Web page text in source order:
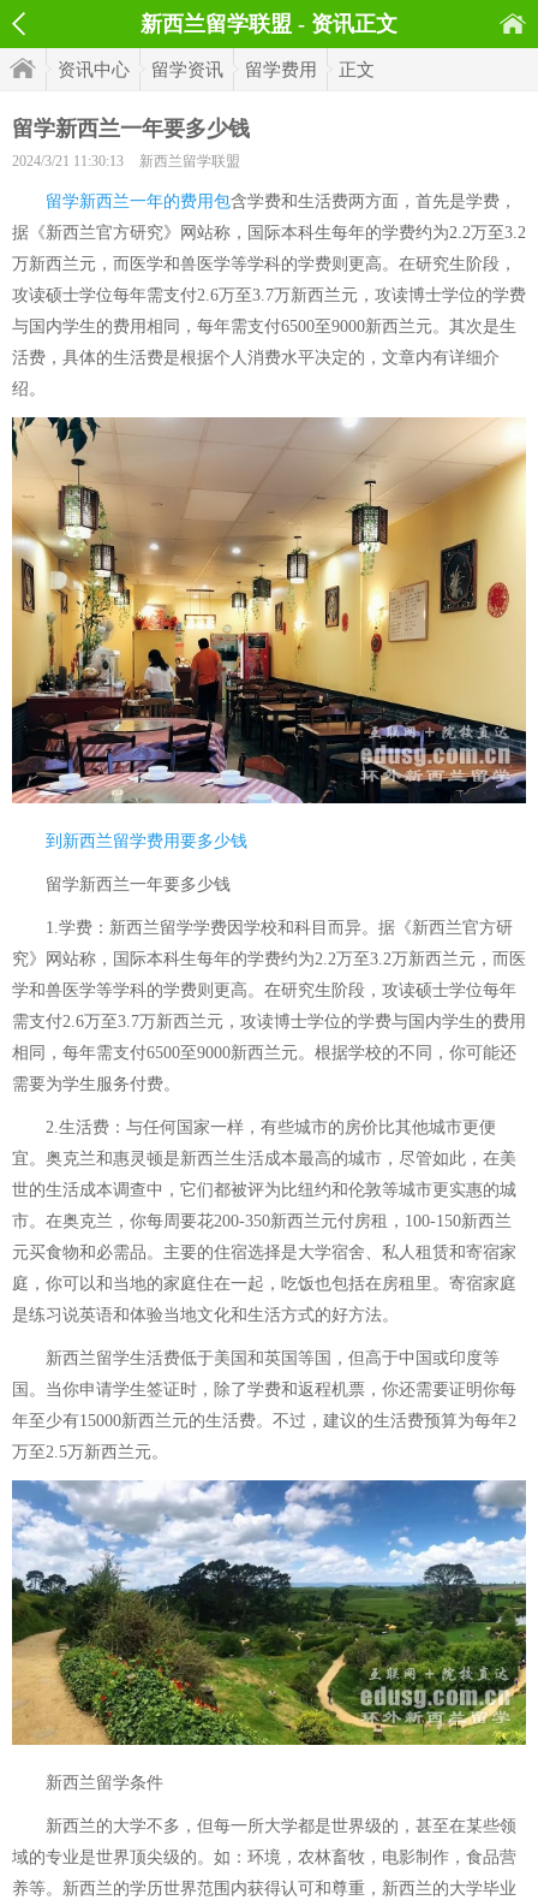
新西兰留学联盟 - 资讯正文
资讯中心 留学资讯 留学费用 正文
留学新西兰一年要多少钱
2024/3/21 11:30:13 新西兰留学联盟
留学新西兰一年的费用包含学费和生活费两方面，首先是学费，
据《新西兰官方研究》网站称，国际本科生每年的学费约为2.2万至3.2
万新西兰元，而医学和兽医学等学科的学费则更高。在研究生阶段，
攻读硕士学位每年需支付2.6万至3.7万新西兰元，攻读博士学位的学费
与国内学生的费用相同，每年需支付6500至9000新西兰元。其次是生
活费，具体的生活费是根据个人消费水平决定的，文章内有详细介
绍。
到新西兰留学费用要多少钱
留学新西兰一年要多少钱
1.学费：新西兰留学学费因学校和科目而异。据《新西兰官方研
究》网站称，国际本科生每年的学费约为2.2万至3.2万新西兰元，而医
学和兽医学等学科的学费则更高。在研究生阶段，攻读硕士学位每年
需支付2.6万至3.7万新西兰元，攻读博士学位的学费与国内学生的费用
相同，每年需支付6500至9000新西兰元。根据学校的不同，你可能还
需要为学生服务付费。
2.生活费：与任何国家一样，有些城市的房价比其他城市更便
宜。奥克兰和惠灵顿是新西兰生活成本最高的城市，尽管如此，在美
世的生活成本调查中，它们都被评为比纽约和伦敦等城市更实惠的城
市。在奥克兰，你每周要花200-350新西兰元付房租，100-150新西兰
元买食物和必需品。主要的住宿选择是大学宿舍、私人租赁和寄宿家
庭，你可以和当地的家庭住在一起，吃饭也包括在房租里。寄宿家庭
是练习说英语和体验当地文化和生活方式的好方法。
新西兰留学生活费低于美国和英国等国，但高于中国或印度等
国。当你申请学生签证时，除了学费和返程机票，你还需要证明你每
年至少有15000新西兰元的生活费。不过，建议的生活费预算为每年2
万至2.5万新西兰元。
新西兰留学条件
新西兰的大学不多，但每一所大学都是世界级的，甚至在某些领
域的专业是世界顶尖级的。如：环境，农林畜牧，电影制作，食品营
养等。新西兰的学历世界范围内获得认可和尊重，新西兰的大学毕业